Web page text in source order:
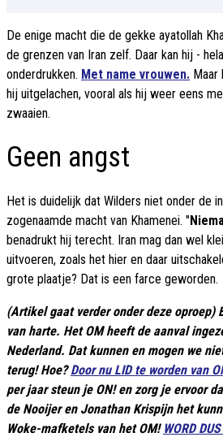
De enige macht die de gekke ayatollah
de grenzen van Iran zelf. Daar kan hij -
onderdrukken. Met name vrouwen. Maar
hij uitgelachen, vooral als hij weer eens
zwaaien.
Geen angst
Het is duidelijk dat Wilders niet onder de
zogenaamde macht van Khamenei. "
benadrukt hij terecht. Iran mag dan wel
uitvoeren, zoals het hier en daar
grote plaatje? Dat is een farce geworden.
(Artikel gaat verder onder deze oproep)
van harte. Het OM heeft de aanval
Nederland. Dat kunnen en mogen we
terug! Hoe?Door nu LID te worden van
per jaar steun je ON! en zorg je ervoor
de Nooijer en Jonathan Krispijn het
Woke-mafketels van het OM! WORD